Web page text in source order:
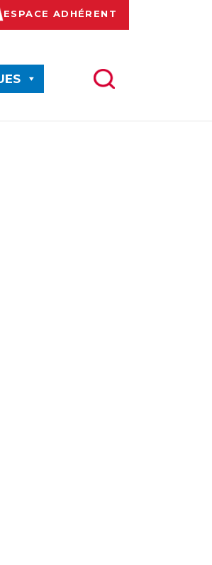
ESPACE ADHÉRENT